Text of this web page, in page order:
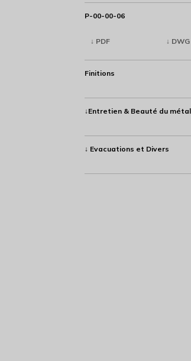
P-00-00-06
↓ PDF ↓ DWG
Finitions
↓Entretien & Beauté du métal
↓ Evacuations et Divers